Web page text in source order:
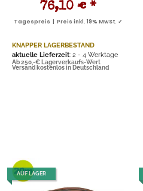
76,10 € *
Tagespreis | Preis inkl. 19% MwSt. ✓
KNAPPER LAGERBESTAND
aktuelle Lieferzeit: 2 - 4 Werktage
Ab 250,-€ Lagerverkaufs-Wert
Versand kostenlos in Deutschland
AUF LAGER